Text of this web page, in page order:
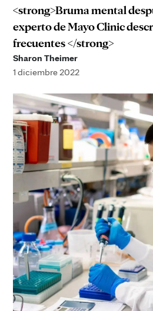
<strong>Bruma mental
experto de Mayo Clinic
frecuentes </strong>
Sharon Theimer
1 diciembre 2022